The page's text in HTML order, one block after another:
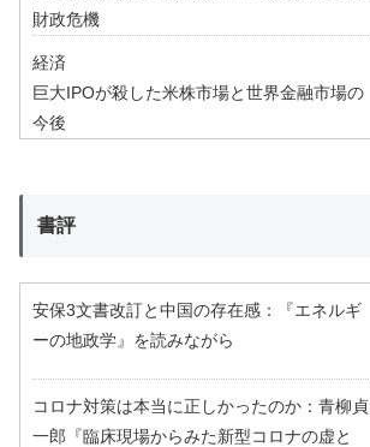
財政危機
経済
巨大IPOが殺した米株市場と世界金融市場の
今後
書評
安保3文書改訂と中国の存在感：『エネルギ
ーの地政学』を読みながら
コロナ対策は本当に正しかったのか：青柳貞
一郎『臨床現場からみた新型コロナの虚と